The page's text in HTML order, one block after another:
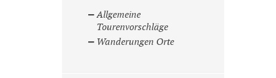
Allgemeine
Tourenvorschläge
Wanderungen Orte